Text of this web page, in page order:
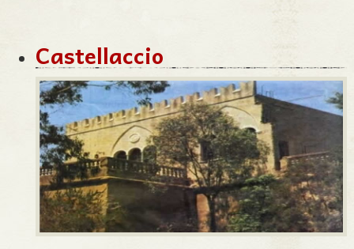
Castellaccio